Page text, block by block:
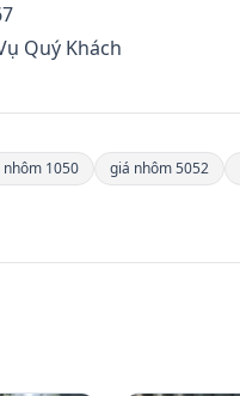
Quý Khách
nhôm 1050 giá nhôm 5052